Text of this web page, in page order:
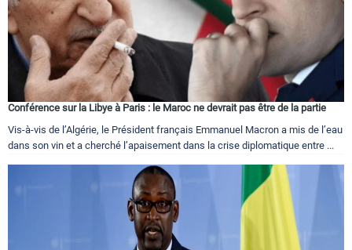
Conférence sur la Libye à Paris : le Maroc ne devrait pas être de la partie
Vis-à-vis de l’Algérie, le Président français Emmanuel Macron a mis de l’eau
dans son vin et a cherché l’apaisement dans la crise diplomatique entre ...